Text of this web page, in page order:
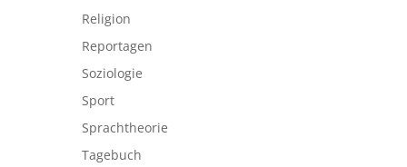
Religion
Reportagen
Soziologie
Sport
Sprachtheorie
Tagebuch